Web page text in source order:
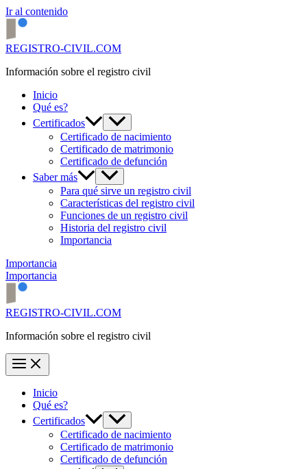
Ir al contenido
REGISTRO-CIVIL.COM
Información sobre el registro civil
Inicio
Qué es?
Certificados
Certificado de nacimiento
Certificado de matrimonio
Certificado de defunción
Saber más
Para qué sirve un registro civil
Características del registro civil
Funciones de un registro civil
Historia del registro civil
Importancia
Importancia
Importancia
REGISTRO-CIVIL.COM
Información sobre el registro civil
Inicio
Qué es?
Certificados
Certificado de nacimiento
Certificado de matrimonio
Certificado de defunción